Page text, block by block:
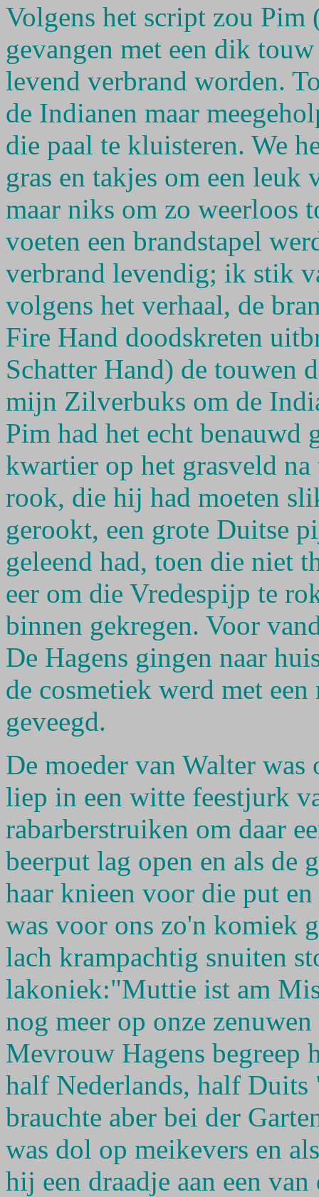
Volgens het script zou Pim
gevangen met een dik
levend verbrand worden.
de Indianen maar
die paal te kluisteren. We
gras en takjes om een
maar niks om zo weerloos
voeten een brandstapel
verbrand levendig; ik stik
volgens het verhaal, de
Fire Hand doodskreten
Schatter Hand) de touwen
mijn Zilverbuks om de
Pim had het echt benauwd
kwartier op het grasveld
rook, die hij had moeten
gerookt, een grote Duitse
geleend had, toen die niet
eer om die Vredespijp te
binnen gekregen. Voor
De Hagens gingen naar
de cosmetiek werd met
geveegd.
De moeder van Walter
liep in een witte feestjurk
rabarberstruiken om daar
beerput lag open en als de
haar knieen voor die put
was voor ons zo'n komiek
lach krampachtig snuiten
lakoniek:"Muttie ist am
nog meer op onze
Mevrouw Hagens begreep
half Nederlands, half Duits
brauchte aber bei der
was dol op meikevers en
hij een draadje aan een